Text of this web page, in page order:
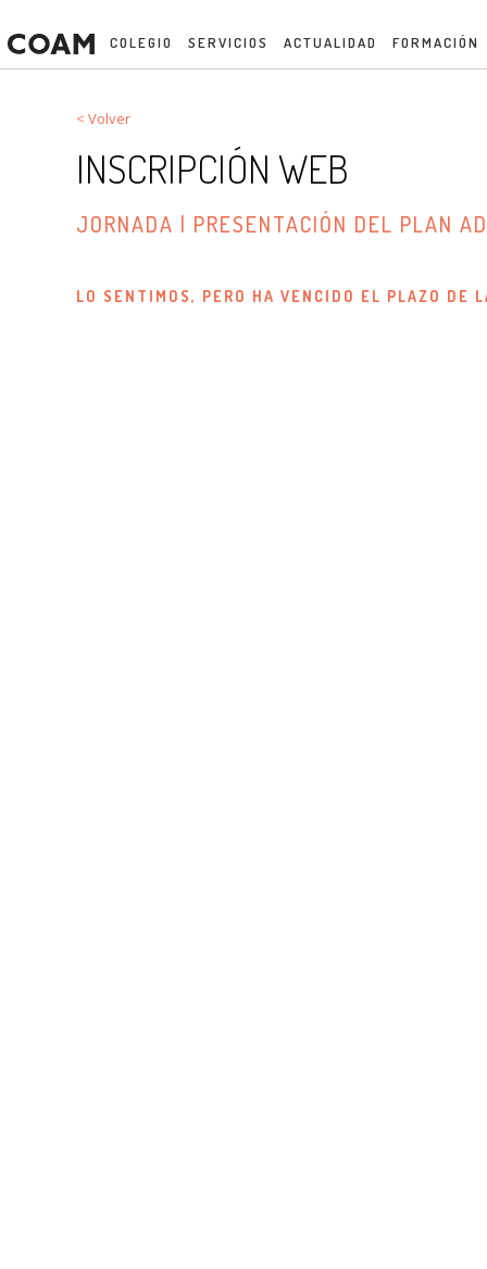
COLEGIO SERVICIOS ACTUALIDAD FORMACIÓN
< Volver
INSCRIPCIÓN WEB
JORNADA | PRESENTACIÓN DEL PLAN
LO SENTIMOS, PERO HA VENCIDO EL PLAZO DE